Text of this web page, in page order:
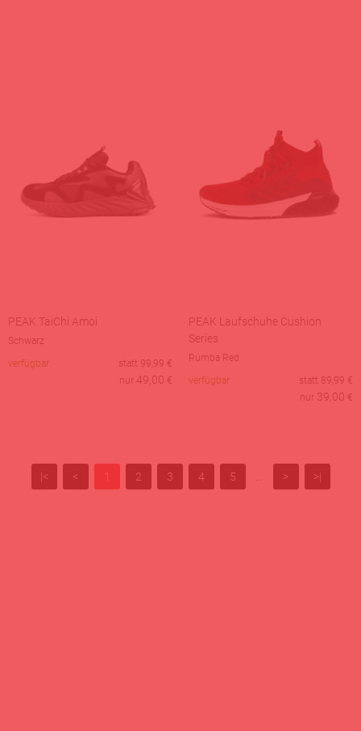
PEAK TaiChi Amoi
Schwarz
verfügbar
statt 99,99 €
nur 49,00 €
PEAK Laufschuhe Cushion
Series
Rumba Red
verfügbar
statt 89,99 €
nur 39,00 €
|< < 1 2 3 4 5 > >|